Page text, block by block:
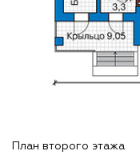
План второго этажа